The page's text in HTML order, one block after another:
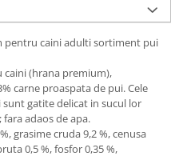
pentru caini adulti sortiment pui
(hrana premium),
carne proaspata de pui. Cele
gatite delicat in sucul lor
adaos de apa.
grasime cruda 9,2 %, cenusa
0,5 %, fosfor 0,35 %,